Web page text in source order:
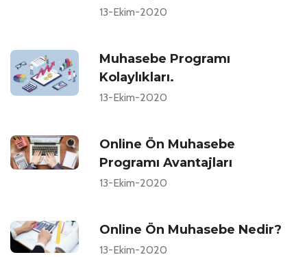
13-Ekim-2020
Muhasebe Programı
Kolaylıkları.
13-Ekim-2020
Online Ön Muhasebe
Programı Avantajları
13-Ekim-2020
Online Ön Muhasebe Nedir?
13-Ekim-2020